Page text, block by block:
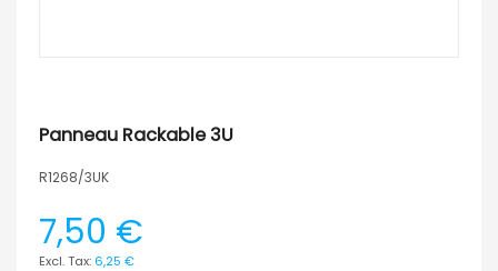
Panneau Rackable 3U
R1268/3UK
7,50 €
6,25 €